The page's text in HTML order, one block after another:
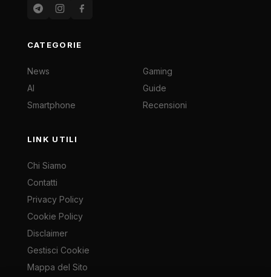
CATEGORIE
News
AI
Smartphone
Gaming
Guide
Recensioni
LINK UTILI
Chi Siamo
Contatti
Privacy Policy
Cookie Policy
Disclaimer
Gestisci Cookie
Mappa del Sito